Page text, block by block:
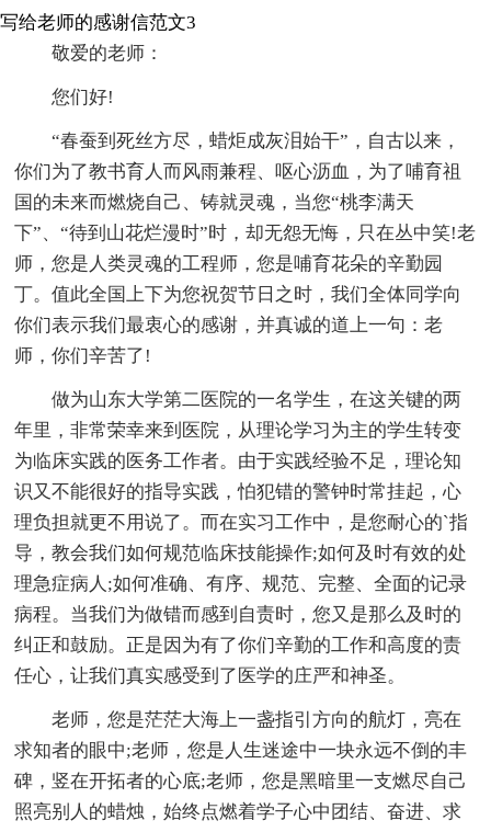
写给老师的感谢信范文3
敬爱的老师：
您们好!
“春蚕到死丝方尽，蜡炬成灰泪始干”，自古以来，
你们为了教书育人而风雨兼程、呕心沥血，为了哺育祖
国的未来而燃烧自己、铸就灵魂，当您“桃李满天
下”、“待到山花烂漫时”时，却无怨无悔，只在丛中笑!老
师，您是人类灵魂的工程师，您是哺育花朵的辛勤园
丁。值此全国上下为您祝贺节日之时，我们全体同学向
你们表示我们最衷心的感谢，并真诚的道上一句：老
师，你们辛苦了!
做为山东大学第二医院的一名学生，在这关键的两
年里，非常荣幸来到医院，从理论学习为主的学生转变
为临床实践的医务工作者。由于实践经验不足，理论知
识又不能很好的指导实践，怕犯错的警钟时常挂起，心
理负担就更不用说了。而在实习工作中，是您耐心的`指
导，教会我们如何规范临床技能操作;如何及时有效的处
理急症病人;如何准确、有序、规范、完整、全面的记录
病程。当我们为做错而感到自责时，您又是那么及时的
纠正和鼓励。正是因为有了你们辛勤的工作和高度的责
任心，让我们真实感受到了医学的庄严和神圣。
老师，您是茫茫大海上一盏指引方向的航灯，亮在
求知者的眼中;老师，您是人生迷途中一块永远不倒的丰
碑，竖在开拓者的心底;老师，您是黑暗里一支燃尽自己
照亮别人的蜡烛，始终点燃着学子心中团结、奋进、求